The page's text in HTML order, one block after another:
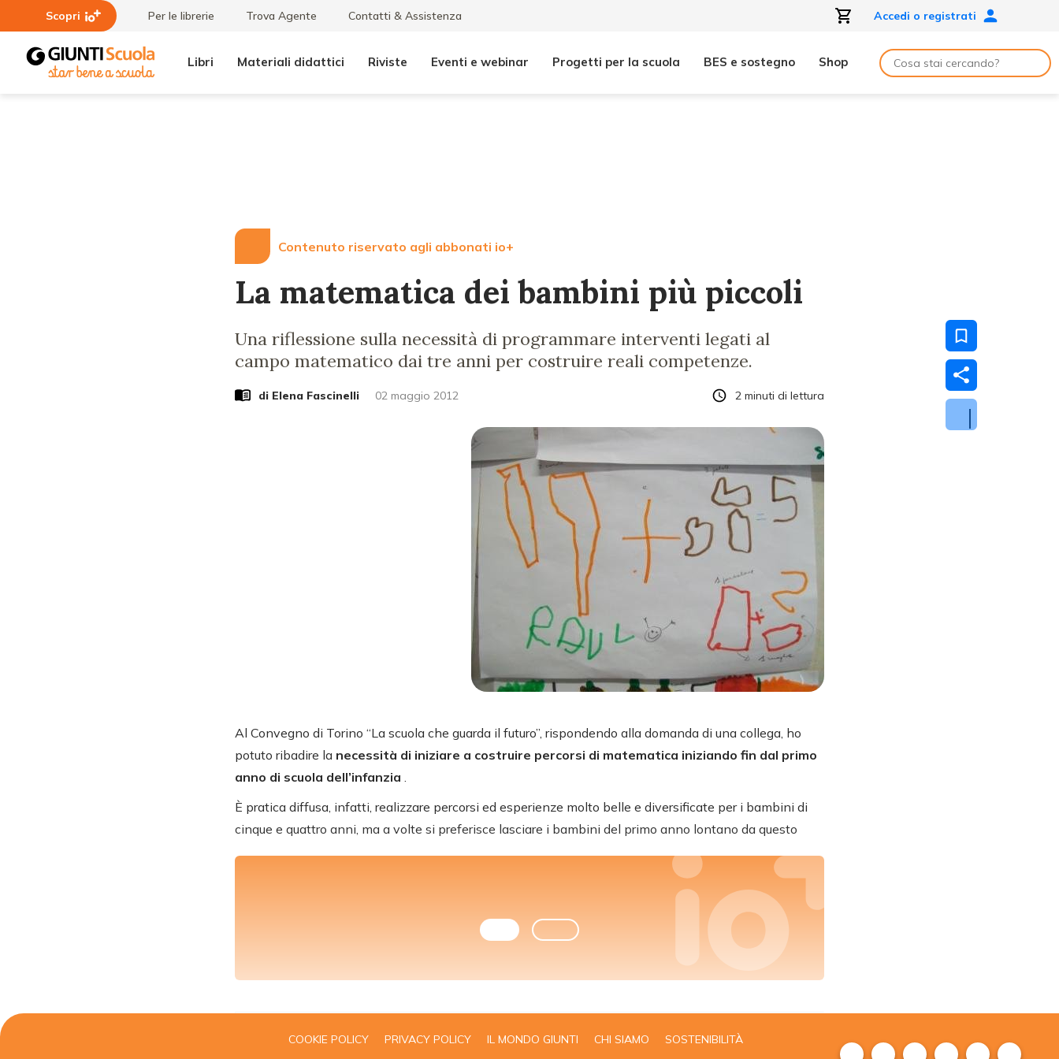
Scopri Per le librerie Trova Agente Contatti & Assistenza Accedi o registrati
Libri Materiali didattici Riviste Eventi e webinar Progetti per la scuola BES e sostegno Shop
Contenuto riservato agli abbonati io+
La matematica dei bambini più piccoli
Una riflessione sulla necessità di programmare interventi legati al
campo matematico dai tre anni per costruire reali competenze.
di Elena Fascinelli 02 maggio 2012 2 minuti di lettura
Al Convegno di Torino “La scuola che guarda il futuro”, rispondendo alla domanda di una collega, ho
potuto ribadire la necessità di iniziare a costruire percorsi di matematica iniziando fin dal primo
anno di scuola dell’infanzia .
È pratica diffusa, infatti, realizzare percorsi ed esperienze molto belle e diversificate per i bambini di
cinque e quattro anni, ma a volte si preferisce lasciare i bambini del primo anno lontano da questo
COOKIE POLICY PRIVACY POLICY IL MONDO GIUNTI CHI SIAMO SOSTENIBILITÀ